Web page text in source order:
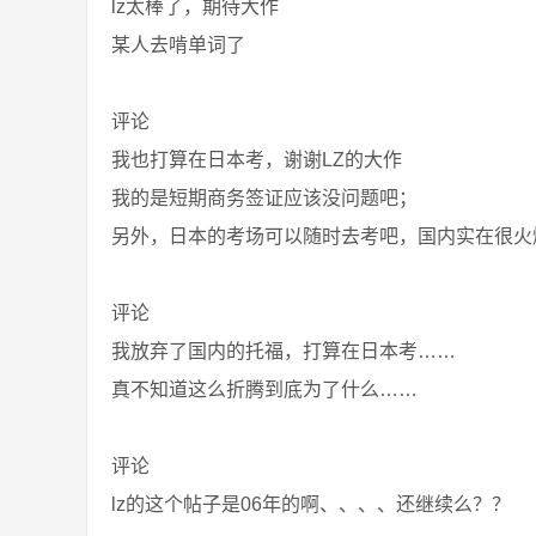
lz太棒了，期待大作
某人去啃单词了
评论
我也打算在日本考，谢谢LZ的大作
我的是短期商务签证应该没问题吧；
另外，日本的考场可以随时去考吧，国内实在很
评论
我放弃了国内的托福，打算在日本考……
真不知道这么折腾到底为了什么……
评论
lz的这个帖子是06年的啊、、、、还继续么？？